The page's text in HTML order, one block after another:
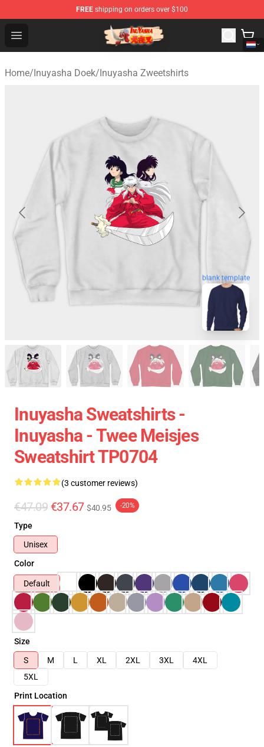
FREE shipping on orders over $100
Open menu
Inuyasha Store - Official Inuyasha Merchandise Shop
Home/Inuyasha Doek/Inuyasha Zweetshirts
blank template
Inuyasha Sweatshirts -
Inuyasha - Twee Meisjes
Sweatshirt TP0704
(3 customer reviews)
€47.09 €37.67 $40.95 -20%
Type
Unisex
Color
Default
Size
S
M L XL 2XL 3XL
4XL
5XL
Print Location